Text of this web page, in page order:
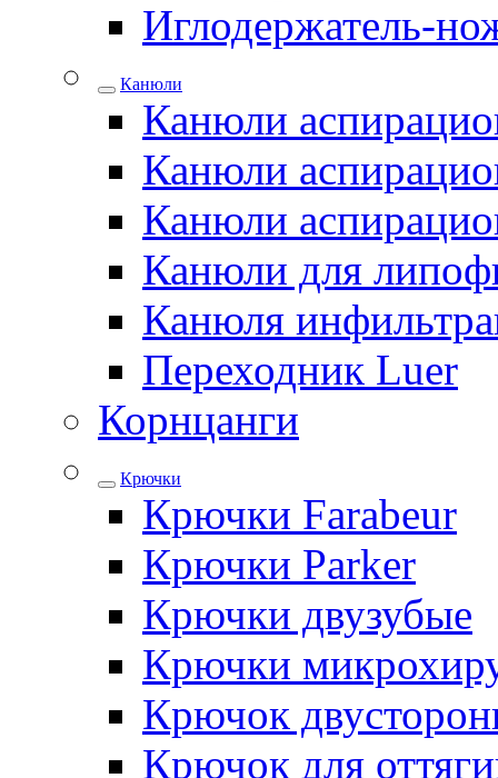
Иглодержатель-
Канюли
Канюли
Канюли
Канюли
Канюли для
Канюля
Переходник Luer
Корнцанги
Крючки
Крючки Farabeur
Крючки Parker
Крючки двузубые
Крючки
Крючок
Крючок для